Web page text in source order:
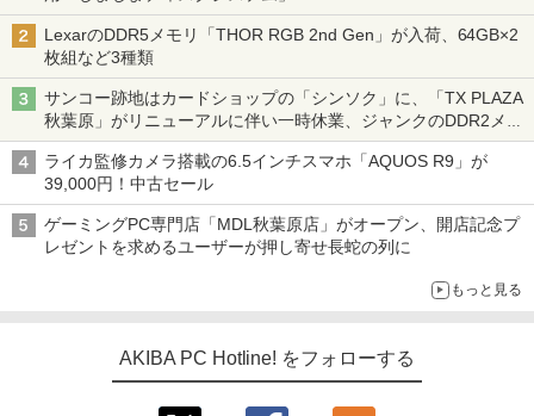
LexarのDDR5メモリ「THOR RGB 2nd Gen」が入荷、64GB×2
枚組など3種類
サンコー跡地はカードショップの「シンソク」に、「TX PLAZA
秋葉原」がリニューアルに伴い一時休業、ジャンクのDDR2メモ
リが100円で販売など～ 最近の秋葉原 ～
ライカ監修カメラ搭載の6.5インチスマホ「AQUOS R9」が
39,000円！中古セール
ゲーミングPC専門店「MDL秋葉原店」がオープン、開店記念プ
レゼントを求めるユーザーが押し寄せ長蛇の列に
もっと見る
AKIBA PC Hotline! をフォローする